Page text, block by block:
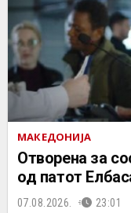
МАКЕДОНИЈА
Отворена за
од патот
07.08.2026. 23:01